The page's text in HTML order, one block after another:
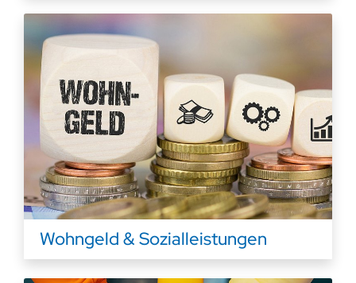
Wohngeld & Sozialleistungen